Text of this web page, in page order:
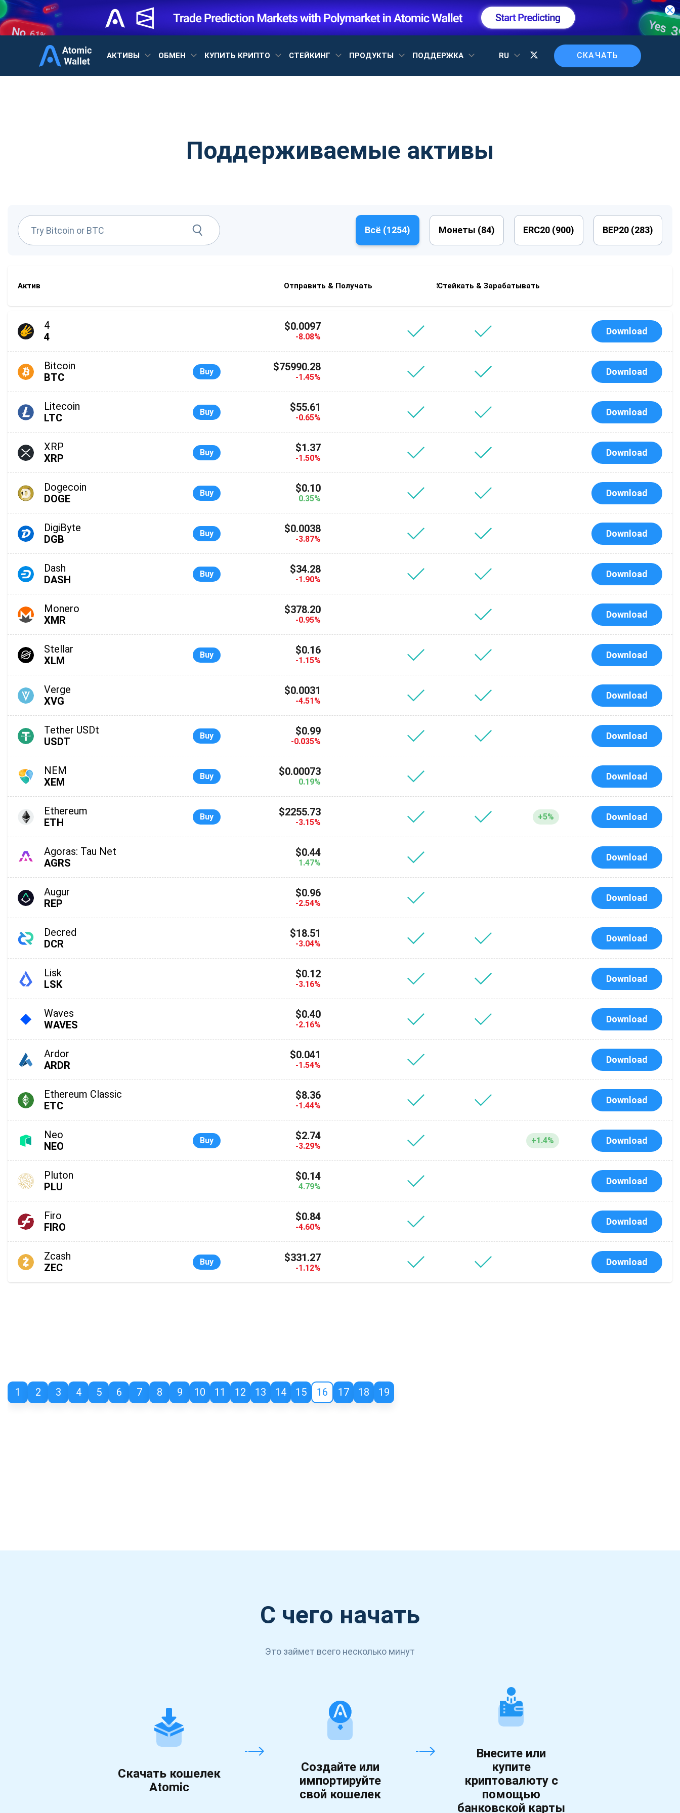
АКТИВЫ ОБМЕН КУПИТЬ КРИПТО СТЕЙКИНГ ПРОДУКТЫ ПОДДЕРЖКА RU СКАЧАТЬ
Поддерживаемые активы
Всё (1254) Монеты (84) ERC20 (900) BEP20 (283)
Актив Отправить & Получать Swap
Стейкать & Зарабатывать
4
4
$0.0097
-8.08%
Download
Bitcoin
BTC
Buy $75990.28
-1.45%
Download
Litecoin
LTC
Buy $55.61
-0.65%
Download
XRP
XRP
Buy $1.37
-1.50%
Download
Dogecoin
DOGE
Buy $0.10
0.35%
Download
DigiByte
DGB
Buy $0.0038
-3.87%
Download
Dash
DASH
Buy $34.28
-1.90%
Download
Monero
XMR
$378.20
-0.95%
Download
Stellar
XLM
Buy $0.16
-1.15%
Download
Verge
XVG
$0.0031
-4.51%
Download
Tether USDt
USDT
Buy $0.99
-0.035%
Download
NEM
XEM
Buy $0.00073
0.19%
Download
Ethereum
ETH
Buy $2255.73
-3.15%
+5% Download
Agoras: Tau Net
AGRS
$0.44
1.47%
Download
Augur
REP
$0.96
-2.54%
Download
Decred
DCR
$18.51
-3.04%
Download
Lisk
LSK
$0.12
-3.16%
Download
Waves
WAVES
$0.40
-2.16%
Download
Ardor
ARDR
$0.041
-1.54%
Download
Ethereum Classic
ETC
$8.36
-1.44%
Download
Neo
NEO
Buy $2.74
-3.29%
+1.4% Download
Pluton
PLU
$0.14
4.79%
Download
Firo
FIRO
$0.84
-4.60%
Download
Zcash
ZEC
Buy $331.27
-1.12%
Download
1 2 3 4 5 6 7 8 9 10 11 12 13 14 15 16 17 18 19
С чего начать
Это займет всего несколько минут
Скачать кошелек
Atomic
Создайте или
импортируйте
свой кошелек
Внесите или
купите
криптовалюту с
помощью
банковской карты
ПОДПИСЫВАЙСЯ
support@atomicwallet.io
Посетите наш YouTube
Подпишитесь на обновления
Получайте первыми последние обновления проекта и руководства
по крипто
Подписывайся
Подписывайся